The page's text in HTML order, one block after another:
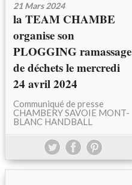
21 Mars 2024
la TEAM CHAMBE
organise son
PLOGGING ramassage
de déchets le mercredi
24 avril 2024
Communiqué de presse
CHAMBERY SAVOIE MONT-
BLANC HANDBALL